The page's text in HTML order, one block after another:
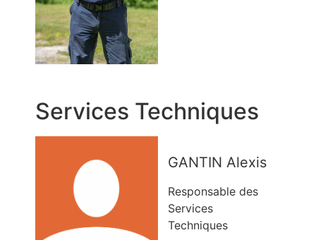
Services Techniques
GANTIN Alexis
Responsable des
Services
Techniques